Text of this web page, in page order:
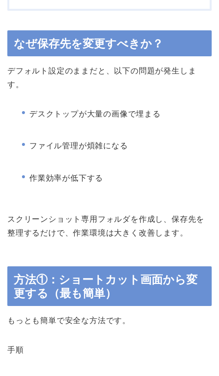
なぜ保存先を変更すべきか？
デフォルト設定のままだと、以下の問題が発生しま
す。
デスクトップが大量の画像で埋まる
ファイル管理が煩雑になる
作業効率が低下する
スクリーンショット専用フォルダを作成し、保存先を
整理するだけで、作業環境は大きく改善します。
方法①：ショートカット画面から変
更する（最も簡単）
もっとも簡単で安全な方法です。
手順